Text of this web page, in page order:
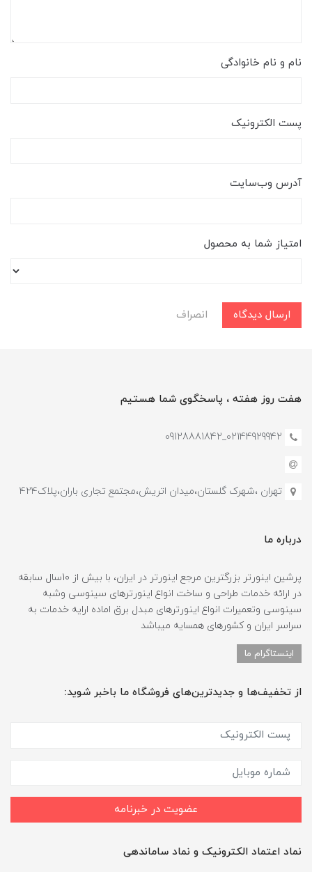
نام و نام خانوادگی
پست الکترونیک
آدرس وب‌سایت
امتیاز شما به محصول
ارسال دیدگاه انصراف
هفت روز هفته ، پاسخگوی شما هستیم
02144929942_09128881842
تهران ،شهرک گلستان،میدان اتریش،مجتمع تجاری باران،پلاک۴۲۴
درباره ما
پرشین اینورتر بزرگترین مرجع اینورتر در ایران، با بیش از 10سال سابقه
در ارائه خدمات طراحی و ساخت انواع اینورترهای سینوسی وشبه
سینوسی وتعمیرات انواع اینورترهای مبدل برق اماده ارایه خدمات به
سراسر ایران و کشورهای همسایه میباشد
اینستاگرام ما
از تخفیف‌ها و جدیدترین‌های فروشگاه ما باخبر شوید:
عضویت در خبرنامه
نماد اعتماد الکترونیک و نماد ساماندهی